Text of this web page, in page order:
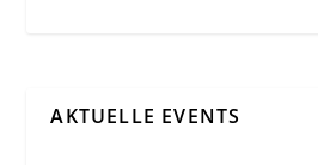
AKTUELLE EVENTS